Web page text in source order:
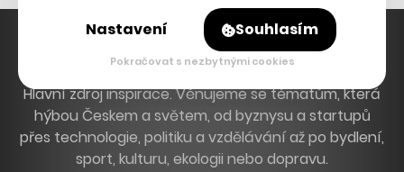
Hlavní zdroj inspirace. Věnujeme se tématům, která
hýbou Českem a světem, od byznysu a startupů
přes technologie, politiku a vzdělávání až po bydlení,
sport, kulturu, ekologii nebo dopravu.
Nastavení Souhlasím
Pokračovat s nezbytnými cookies